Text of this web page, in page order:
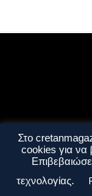
Στο
cookies για να
τεχνολογίας.